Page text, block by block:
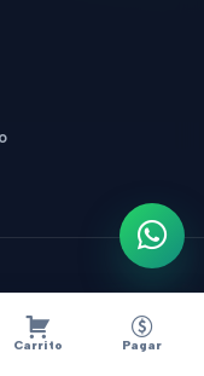
Carrito Pagar